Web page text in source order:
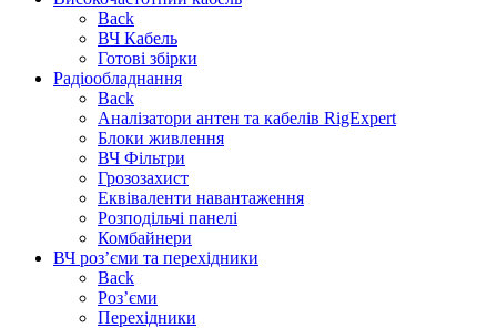
Back
ВЧ Кабель
Готові збірки
Радіообладнання
Back
Аналізатори антен та кабелів RigExpert
Блоки живлення
ВЧ Фільтри
Грозозахист
Еквіваленти навантаження
Розподільчі панелі
Комбайнери
ВЧ роз’єми та перехідники
Back
Роз’єми
Перехідники